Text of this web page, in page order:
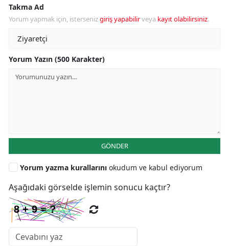
Takma Ad
Yorum yapmak için, istersenizgiriş yapabilirveya kayıt olabilirsiniz.
Yorum Yazın (500 Karakter)
GÖNDER
Yorum yazma kurallarını okudum ve kabul ediyorum
Aşağıdaki görselde işlemin sonucu kaçtır?